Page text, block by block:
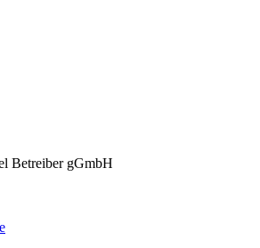
Betreiber gGmbH